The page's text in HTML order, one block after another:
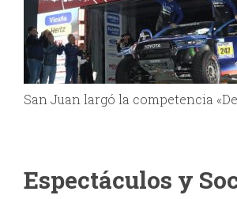
San Juan largó la competencia
Espectáculos y